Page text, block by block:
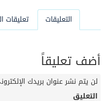
التعليقات تعليقات
أضف تعليقاً
لن يتم نشر عنوان بريدك
التعليق